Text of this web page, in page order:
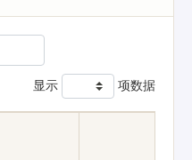
显示 项数据